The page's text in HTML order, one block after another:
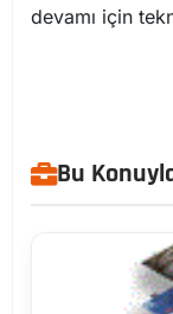
devamı için
Bu